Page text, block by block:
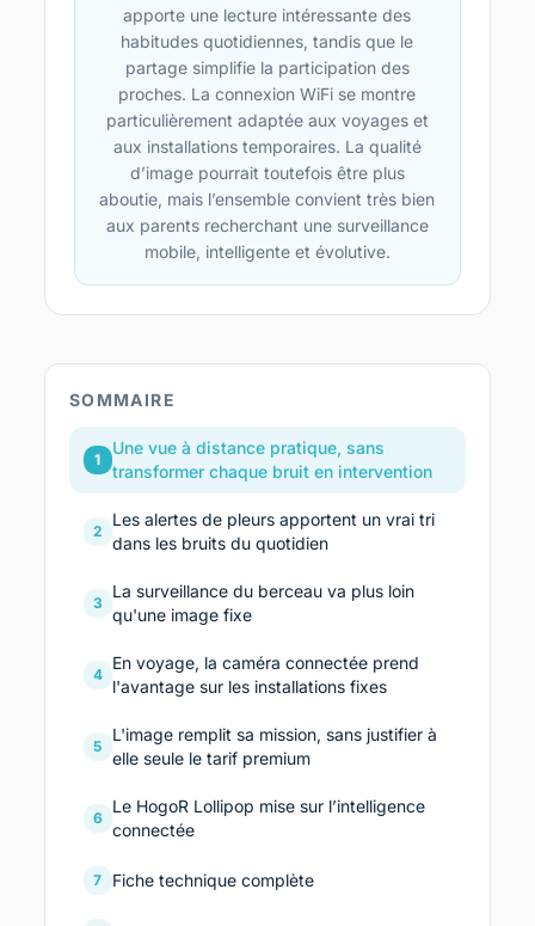
apporte une lecture intéressante des
habitudes quotidiennes, tandis que le
partage simplifie la participation des
proches. La connexion WiFi se montre
particulièrement adaptée aux voyages et
aux installations temporaires. La qualité
d’image pourrait toutefois être plus
aboutie, mais l’ensemble convient très bien
aux parents recherchant une surveillance
mobile, intelligente et évolutive.
SOMMAIRE
1
Une vue à distance pratique, sans
transformer chaque bruit en intervention
2
Les alertes de pleurs apportent un vrai tri
dans les bruits du quotidien
3
La surveillance du berceau va plus loin
qu'une image fixe
4
En voyage, la caméra connectée prend
l'avantage sur les installations fixes
5
L'image remplit sa mission, sans justifier à
elle seule le tarif premium
6
Le HogoR Lollipop mise sur l’intelligence
connectée
7 Fiche technique complète